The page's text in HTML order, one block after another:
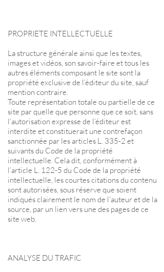
PROPRIETE INTELLECTUELLE
La structure générale ainsi que les textes,
images et vidéos, son savoir-faire et tous les
autres éléments composant le site sont la
propriété exclusive de l’éditeur du site, sauf
mention contraire.
Toute représentation totale ou partielle de ce
site par quelle que personne que ce soit, sans
l’autorisation expresse de l’éditeur est
interdite et constituerait une contrefaçon
sanctionnée par les articles L. 335-2 et
suivants du Code de la propriété
intellectuelle. Cela dit, conformément à
l’article L. 122-5 du Code de la propriété
intellectuelle, les courtes citations du contenu
sont autorisées, sous réserve que soient
indiqués clairement le nom de l’auteur et de la
source, par un lien vers une des pages de ce
site web.
ANALYSE DU TRAFIC